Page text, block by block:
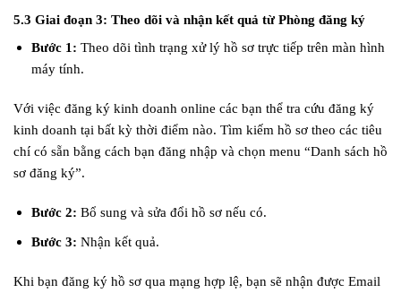
5.3 Giai đoạn 3: Theo dõi và nhận kết quả từ Phòng đăng ký
Bước 1: Theo dõi tình trạng xử lý hồ sơ trực tiếp trên màn hình
máy tính.
Với việc đăng ký kinh doanh online các bạn thể tra cứu đăng ký
kinh doanh tại bất kỳ thời điểm nào. Tìm kiếm hồ sơ theo các tiêu
chí có sẵn bằng cách bạn đăng nhập và chọn menu “Danh sách hồ
sơ đăng ký”.
Bước 2: Bổ sung và sửa đổi hồ sơ nếu có.
Bước 3: Nhận kết quả.
Khi bạn đăng ký hồ sơ qua mạng hợp lệ, bạn sẽ nhận được Email